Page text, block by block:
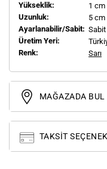
Yükseklik:
1 cm
Uzunluk:
5 cm
Ayarlanabilir/Sabit: Sabit
Üretim Yeri:
Renk:
Sarı
MAĞAZADA BUL
TAKSIT